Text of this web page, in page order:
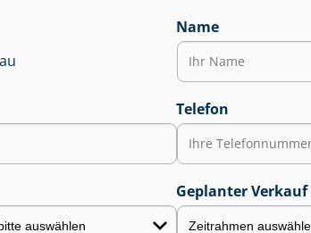
Name
Telefon
Geplanter Verkauf